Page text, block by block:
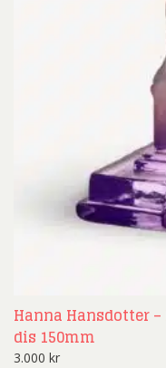
Hanna Hansdotter
dis 150mm
3.000 kr